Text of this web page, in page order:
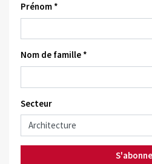
Prénom *
Nom de famille *
Secteur